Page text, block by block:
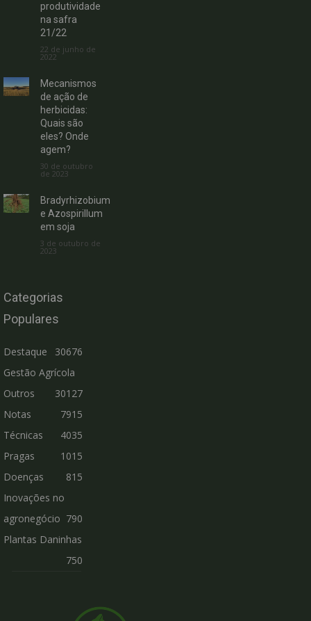
produtividade
na safra
21/22
22 de junho de
2022
Mecanismos
de ação de
herbicidas:
Quais são
eles? Onde
agem?
30 de outubro
de 2023
Bradyrhizobium
e Azospirillum
em soja
3 de outubro de
2023
Categorias
Populares
Destaque
30676
Gestão Agrícola
30127
Outros
7915
Notas
Técnicas
4035
Pragas
1015
Doenças
815
Inovações no
agronegócio 790
Plantas Daninhas
750